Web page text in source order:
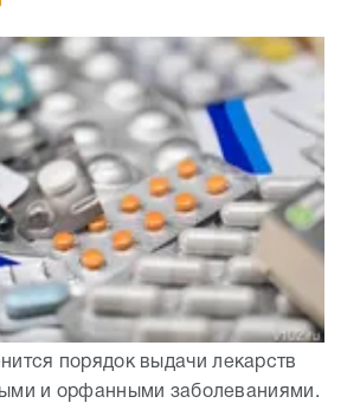
порядок выдачи лекарств
и орфанными заболеваниями.